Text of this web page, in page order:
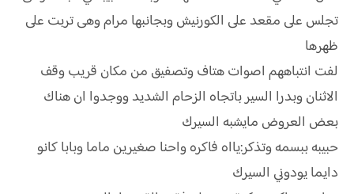
تجلس على مقعد على الكورنيش وبجانبها مرام وهى تربت على
ظهرها
لفت انتباههم اصوات هتاف وتصفيق من مكان قريب وقف
الاثنان وبدرا السير باتجاه الزحام الشديد ووجدوا ان هناك
بعض العروض مايشبه السيرك
حبيبه ببسمه وتذكر:يااه فاكره واحنا صغيرين ماما وبابا كانو
دايما يودوني السيرك